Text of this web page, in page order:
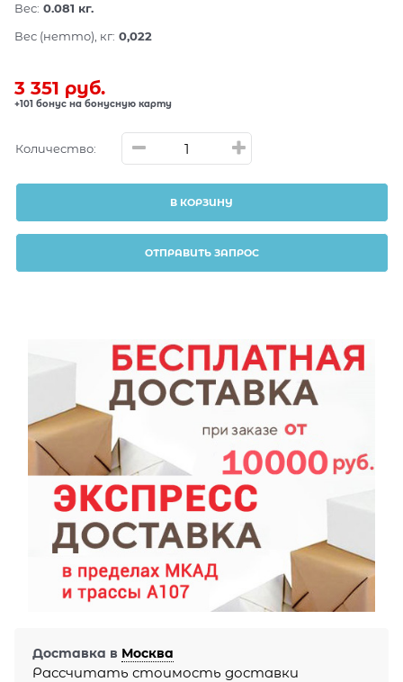
Вес: 0.081 кг.
Вес (нетто), кг: 0,022
3 351 руб.
+101 бонус на бонусную карту
Количество:
В КОРЗИНУ
ОТПРАВИТЬ ЗАПРОС
Доставка в Москва
Рассчитать стоимость доставки